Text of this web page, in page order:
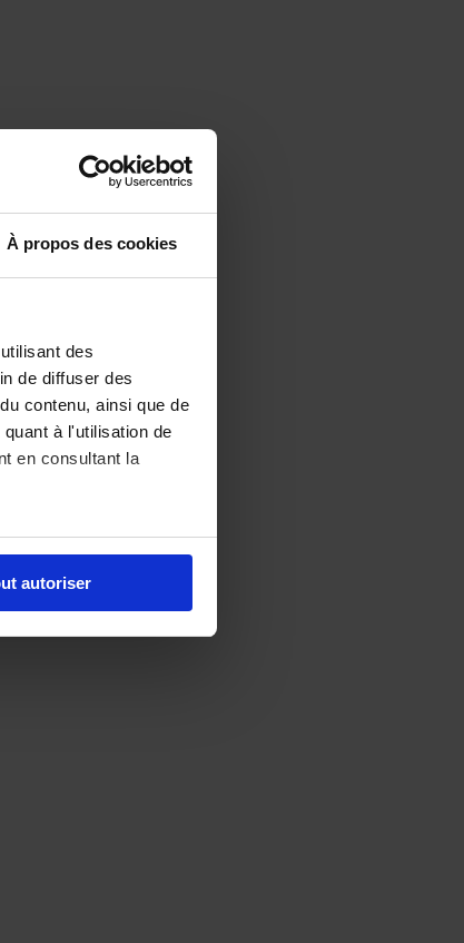
À propos des cookies
des
de diffuser des
contenu, ainsi que de
à l'utilisation de
en consultant la
(empreintes
vous à la
sur les cookies.
relatives aux
autoriser